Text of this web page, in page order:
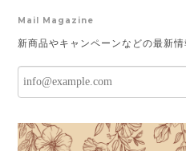
Mail Magazine
新商品やキャンペーンなどの最新情